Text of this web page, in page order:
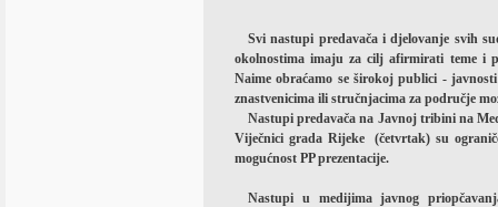
Svi nastupi predavača i djelovanje svih
okolnostima imaju za cilj afirmirati teme i
Naime obraćamo se širokoj publici -
znastvenicima ili stručnjacima za područje
Nastupi predavača na Javnoj tribini na
Viječnici grada Rijeke
(četvrtak) su
mogućnost PP prezentacije.
Nastupi u medijima javnog